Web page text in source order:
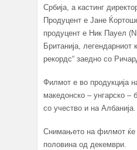
Србија, а кастинг
Продуцент е Јане
продуцент е Ник Пауел
Британија, легендарниот
рекордс“ заедно со
Филмот е во продукција
македонско – унгарско –
со учество и на Албанија.
Снимањето на филмот ќе
половина од декември.